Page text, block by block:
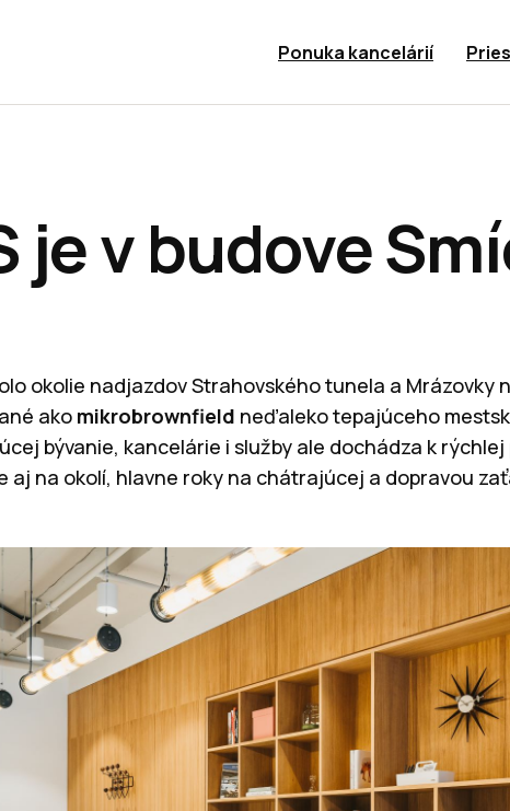
Ponuka kancelárií
je v budove
okolie nadjazdov Strahovského tunela a Mrázovky
ako mikrobrownfield neďaleko tepajúceho
bývanie, kancelárie i služby ale dochádza k rýchlej
aj na okolí, hlavne roky na chátrajúcej a dopravou